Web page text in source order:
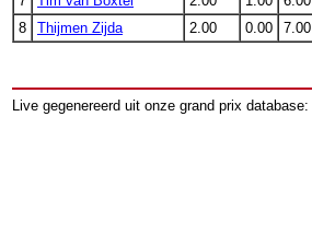
8
Thijmen Zijda 2.00 0.00 7.00
Live gegenereerd uit onze grand prix database: